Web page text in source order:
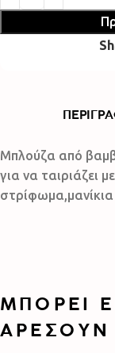
Μπλούζα από
για να ταιριάζει
στρίφωμα,μανίκια
ΜΠΟΡΕΊ
ΑΡΈΣΟΥΝ